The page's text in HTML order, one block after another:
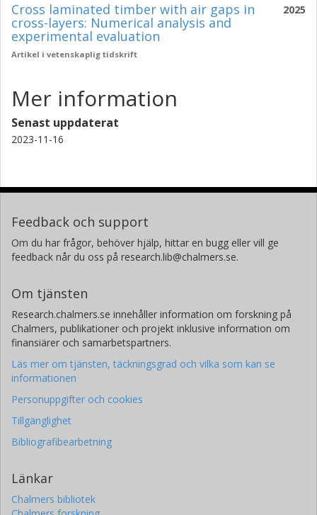
2025
Cross laminated timber with air gaps in
cross-layers: Numerical analysis and
experimental evaluation
Artikel i vetenskaplig tidskrift
Mer information
Senast uppdaterat
2023-11-16
Feedback och support
Om du har frågor, behöver hjälp, hittar en bugg eller vill ge
feedback når du oss på research.lib@chalmers.se.
Om tjänsten
Research.chalmers.se innehåller information om forskning på
Chalmers, publikationer och projekt inklusive information om
finansiärer och samarbetspartners.
Läs mer om tjänsten, täckningsgrad och vilka som kan se
informationen
Personuppgifter och cookies
Tillgänglighet
Bibliografibearbetning
Länkar
Chalmers bibliotek